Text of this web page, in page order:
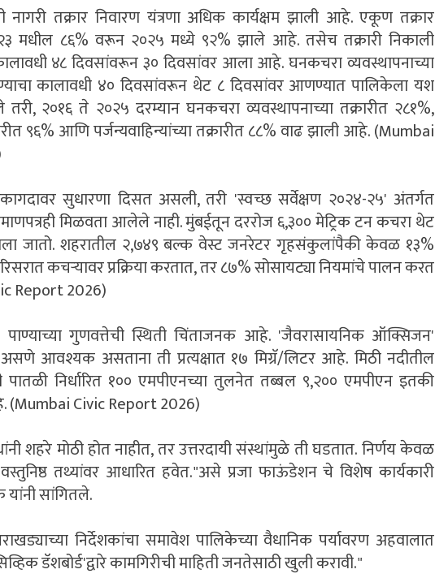
नागरी तक्रार निवारण यंत्रणा अधिक कार्यक्षम झाली आहे. एकूण तक्रार
मधील ८६% वरून २०२५ मध्ये ९२% झाले आहे. तसेच तक्रारी निकाली
४८ दिवसांवरून ३० दिवसांवर आला आहे. घनकचरा व्यवस्थापनाच्या
कालावधी ४० दिवसांवरून थेट ८ दिवसांवर आणण्यात पालिकेला यश
२०१६ ते २०२५ दरम्यान घनकचरा व्यवस्थापनाच्या तक्रारीत २८१%,
९६% आणि पर्जन्यवाहिन्यांच्या तक्रारीत ८८% वाढ झाली आहे. (Mumbai
सुधारणा दिसत असली, तरी 'स्वच्छ सर्वेक्षण २०२४-२५' अंतर्गत
मिळवता आलेले नाही. मुंबईतून दररोज ६,३०० मेट्रिक टन कचरा थेट
जातो. शहरातील २,७४९ बल्क वेस्ट जनरेटर गृहसंकुलांपैकी केवळ १३%
कचऱ्यावर प्रक्रिया करतात, तर ८७% सोसायट्या नियमांचे पालन करत
Report 2026)
पाण्याच्या गुणवत्तेची स्थिती चिंताजनक आहे. 'जैवरासायनिक ऑक्सिजन'
आवश्यक असताना ती प्रत्यक्षात १७ मिग्रॅ/लिटर आहे. मिठी नदीतील
निर्धारित १०० एमपीएनच्या तुलनेत तब्बल ९,२०० एमपीएन इतकी
Civic Report 2026)
शहरे मोठी होत नाहीत, तर उत्तरदायी संस्थांमुळे ती घडतात. निर्णय केवळ
तथ्यांवर आधारित हवेत."असे प्रजा फाऊंडेशन चे विशेष कार्यकारी
यांनी सांगितले.
निर्देशकांचा समावेश पालिकेच्या वैधानिक पर्यावरण अहवालात
डॅशबोर्ड'द्वारे कामगिरीची माहिती जनतेसाठी खुली करावी."